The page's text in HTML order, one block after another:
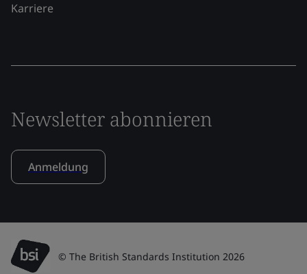
Karriere
Newsletter abonnieren
Anmeldung
© The British Standards Institution 2026